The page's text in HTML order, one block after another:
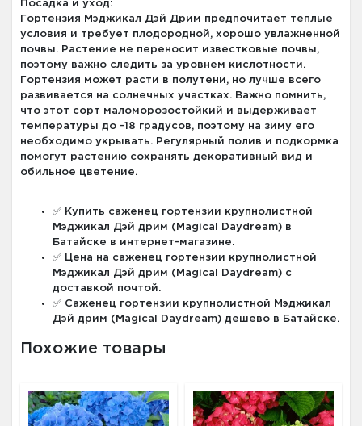
Посадка и уход:
Гортензия Мэджикал Дэй Дрим предпочитает теплые
условия и требует плодородной, хорошо увлажненной
почвы. Растение не переносит известковые почвы,
поэтому важно следить за уровнем кислотности.
Гортензия может расти в полутени, но лучше всего
развивается на солнечных участках. Важно помнить,
что этот сорт маломорозостойкий и выдерживает
температуры до -18 градусов, поэтому на зиму его
необходимо укрывать. Регулярный полив и подкормка
помогут растению сохранять декоративный вид и
обильное цветение.
✅ Купить саженец гортензии крупнолистной
Мэджикал Дэй дрим (Magical Daydream) в
Батайске в интернет-магазине.
✅ Цена на саженец гортензии крупнолистной
Мэджикал Дэй дрим (Magical Daydream) с
доставкой почтой.
✅ Саженец гортензии крупнолистной Мэджикал
Дэй дрим (Magical Daydream) дешево в Батайске.
Похожие товары